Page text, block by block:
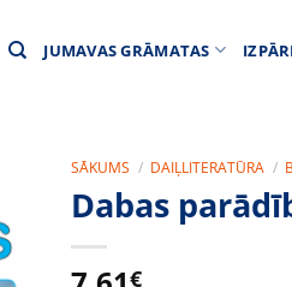
JUMAVAS GRĀMATAS
SĀKUMS / DAIĻLITERATŪRA /
Dabas
€